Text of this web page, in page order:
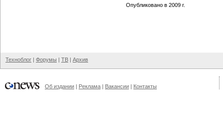
Опубликовано в 2009 г.
Техноблог | Форумы | ТВ | Архив
Об издании | Реклама | Вакансии | Контакты